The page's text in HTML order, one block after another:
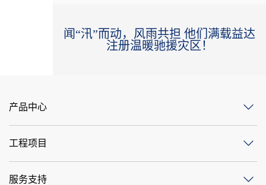
闻“汛”而动，风雨共担 他们满载益达
注册温暖驰援灾区！
产品中心
工程项目
服务支持